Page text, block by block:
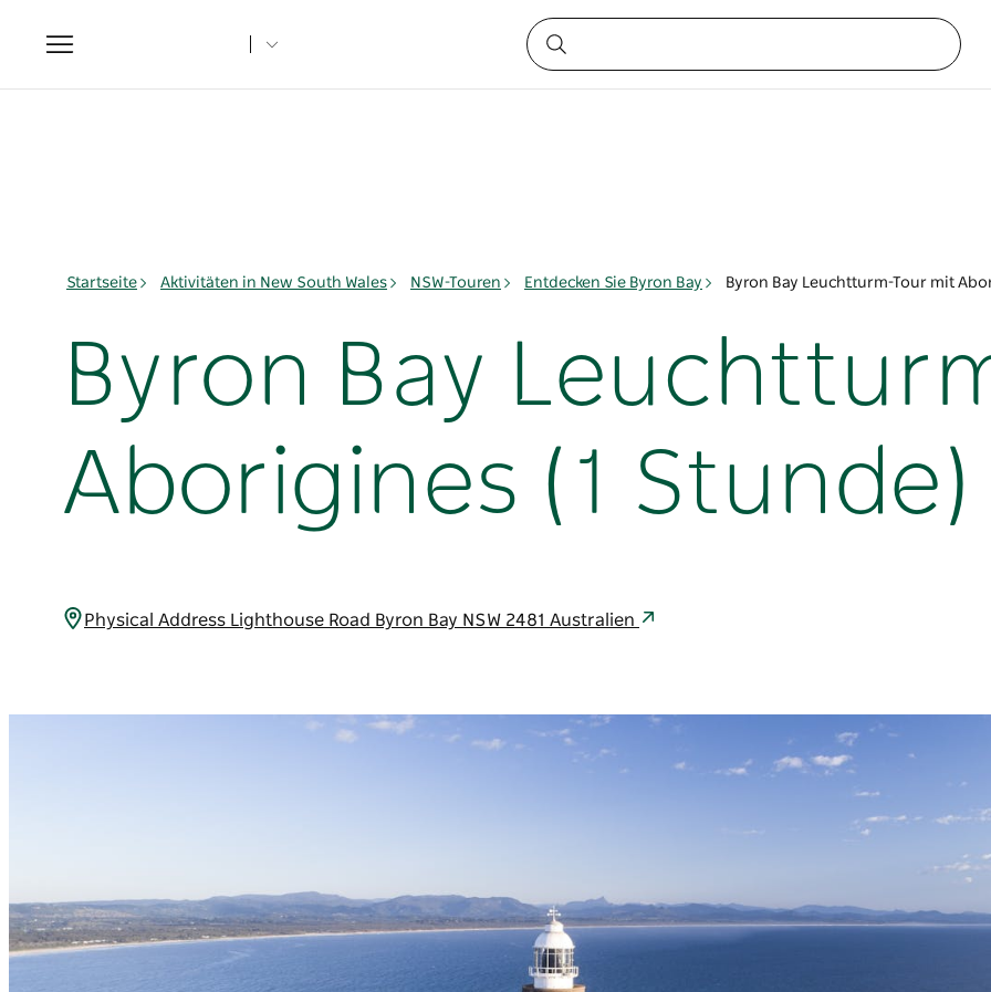
Toggle
navigation
Startseite Aktivitäten in New South Wales NSW-Touren Entdecken Sie Byron Bay Byron Bay Leuchtturm-Tour mit
Byron Bay
Aborigines (1 Stunde)
Physical Address Lighthouse Road Byron Bay NSW 2481 Australien